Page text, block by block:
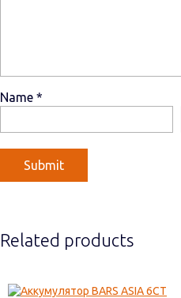
Name *
Related products